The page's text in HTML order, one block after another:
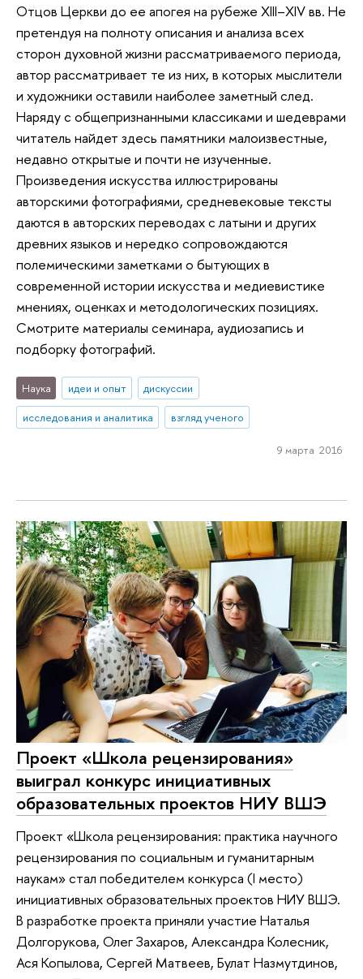
Отцов Церкви до ее апогея на рубеже XIII–XIV вв. Не
претендуя на полноту описания и анализа всех
сторон духовной жизни рассматриваемого периода,
автор рассматривает те из них, в которых мыслители
и художники оставили наиболее заметный след.
Наряду с общепризнанными классиками и шедеврами
читатель найдет здесь памятники малоизвестные,
недавно открытые и почти не изученные.
Произведения искусства иллюстрированы
авторскими фотографиями, средневековые тексты
даются в авторских переводах с латыни и других
древних языков и нередко сопровождаются
полемическими заметками о бытующих в
современной истории искусства и медиевистике
мнениях, оценках и методологических позициях.
Смотрите материалы семинара, аудиозапись и
подборку фотографий.
Наука идеи и опыт
дискуссии
исследования и аналитика
взгляд ученого
9 марта 2016
Проект «Школа рецензирования»
выиграл конкурс инициативных
образовательных проектов НИУ ВШЭ
Проект «Школа рецензирования: практика научного
рецензирования по социальным и гуманитарным
наукам» стал победителем конкурса (I место)
инициативных образовательных проектов НИУ ВШЭ.
В разработке проекта приняли участие Наталья
Долгорукова, Олег Захаров, Александра Колесник,
Ася Копылова, Сергей Матвеев, Булат Назмутдинов,